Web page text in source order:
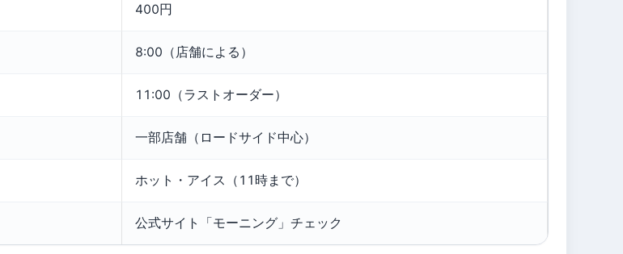
400円
8:00（店舗による）
11:00（ラストオーダー）
一部店舗（ロードサイド中心）
ホット・アイス（11時まで）
公式サイト「モーニング」チェック